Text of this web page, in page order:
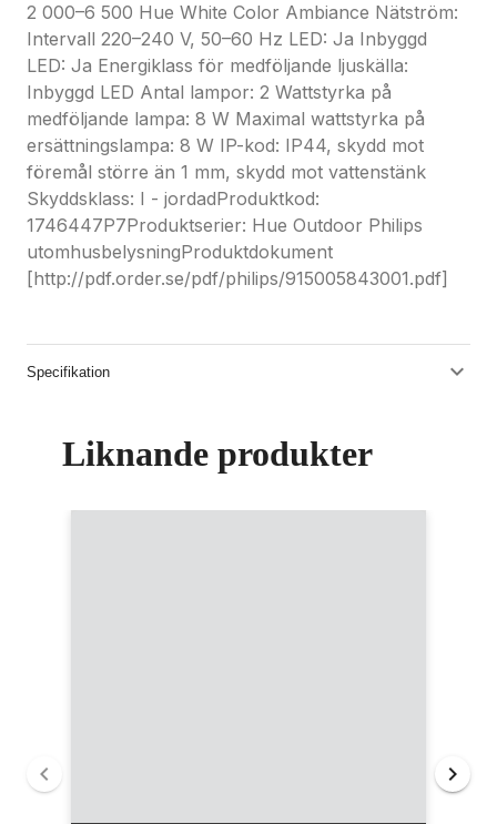
2 000–6 500 Hue White Color Ambiance Nätström:
Intervall 220–240 V, 50–60 Hz LED: Ja Inbyggd
LED: Ja Energiklass för medföljande ljuskälla:
Inbyggd LED Antal lampor: 2 Wattstyrka på
medföljande lampa: 8 W Maximal wattstyrka på
ersättningslampa: 8 W IP-kod: IP44, skydd mot
föremål större än 1 mm, skydd mot vattenstänk
Skyddsklass: I - jordadProduktkod:
1746447P7Produktserier: Hue Outdoor Philips
utomhusbelysningProduktdokument
[http://pdf.order.se/pdf/philips/915005843001.pdf]
Specifikation
Liknande produkter